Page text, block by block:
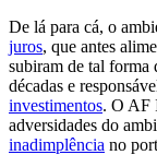
De lá para cá, o
juros, que antes
subiram de tal forma
décadas e
investimentos. O AF
adversidades do
inadimplência no